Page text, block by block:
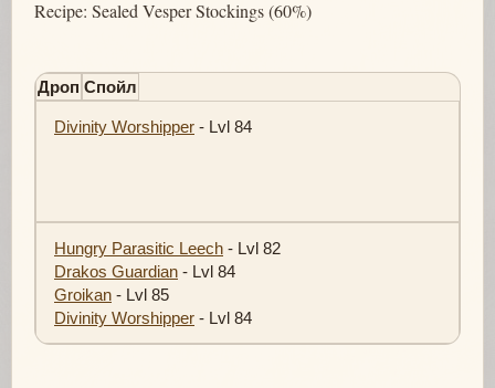
Recipe: Sealed Vesper Stockings (60%)
Дроп Спойл
Divinity Worshipper - Lvl 84
Hungry Parasitic Leech - Lvl 82
Drakos Guardian - Lvl 84
Groikan - Lvl 85
Divinity Worshipper - Lvl 84